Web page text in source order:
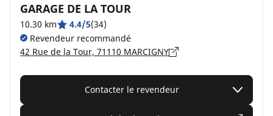
GARAGE DE LA TOUR
10.30 km 4.4/5(34)
Revendeur recommandé
42 Rue de la Tour, 71110 MARCIGNY
Contacter le revendeur